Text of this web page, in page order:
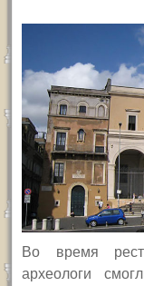
Во время
археологи